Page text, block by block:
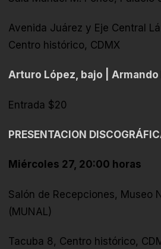
Avenida Juárez y Eje Central
Centro histórico, CDMX
Arturo López, bajo |
Entrada $20
PRESENTACION
Miércoles 27, 20:00 horas
Salón de Recepciones, Museo
(MUNAL)
Tacuba 8, Centro histórico,